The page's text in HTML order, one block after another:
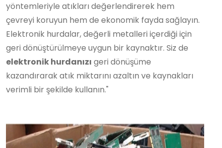
yöntemleriyle atıkları değerlendirerek hem
çevreyi koruyun hem de ekonomik fayda sağlayın.
Elektronik hurdalar, değerli metalleri içerdiği için
geri dönüştürülmeye uygun bir kaynaktır. Siz de
elektronik hurdanızı geri dönüşüme
kazandırarak atık miktarını azaltın ve kaynakları
verimli bir şekilde kullanın."